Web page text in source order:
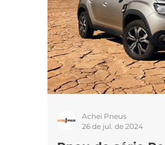
Neste artigo você vai ler:
com segurança e
Achei Pneus
26 de jul. de 2024